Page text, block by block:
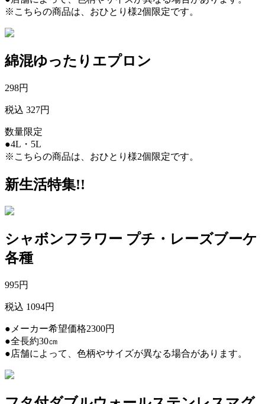
※こちらの商品は、おひとり様2個限定です。
綿混ゆったりエプロン
298円
税込 327円
数量限定
●4L・5L
※こちらの商品は、おひとり様2個限定です。
新生活特集!!
シャボンフラワー プチ・レーズブーケ
各種
995円
税込 1094円
●メーカー希望価格2300円
●全長約30㎝
●店舗によって、色柄やサイズが異なる場合があります。